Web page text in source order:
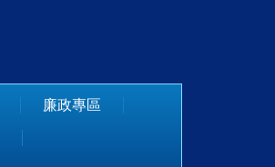
廉政專區